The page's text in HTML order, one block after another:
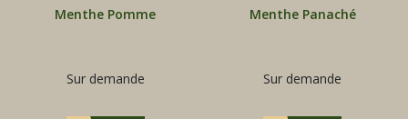
Menthe Pomme
Sur demande
Menthe Panaché
Sur demande